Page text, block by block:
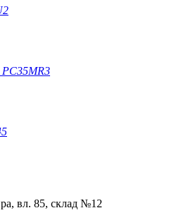
вл. 85, склад №12